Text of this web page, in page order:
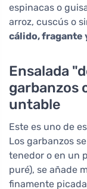
espinacas o
arroz, cuscús o
cálido, fragante
Ensalada
garbanzos
untable
Este es uno de
Los garbanzos
tenedor o en un
puré), se añade
finamente